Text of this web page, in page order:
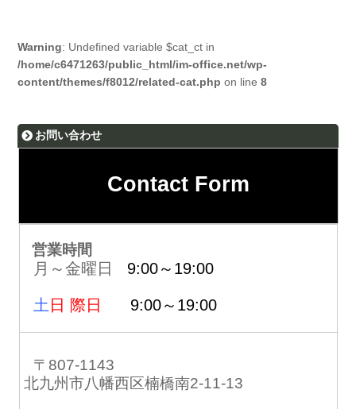
Warning: Undefined variable $cat_ct in
/home/c6471263/public_html/im-office.net/wp-
content/themes/f8012/related-cat.php on line8
お問い合わせ
Contact Form
営業時間
月～金曜日 9:00～19:00
土 日 際日 9:00～19:00
〒807-1143
北九州市八幡西区楠橋南2-11-13